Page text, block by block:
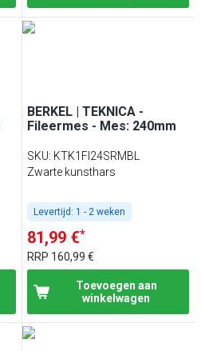
BERKEL | TEKNICA -
Fileermes - Mes: 240mm
SKU: KTK1FI24SRMBL
Zwarte kunsthars
Levertijd: 1 - 2 weken
81,99 €*
RRP 160,99 €
Toevoegen aan
winkelwagen